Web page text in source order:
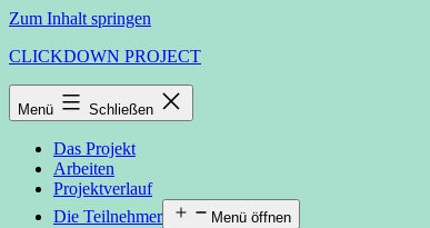
Zum Inhalt springen
CLICKDOWN PROJECT
Menü Schließen
Das Projekt
Arbeiten
Projektverlauf
Die Teilnehmer
Menü öffnen